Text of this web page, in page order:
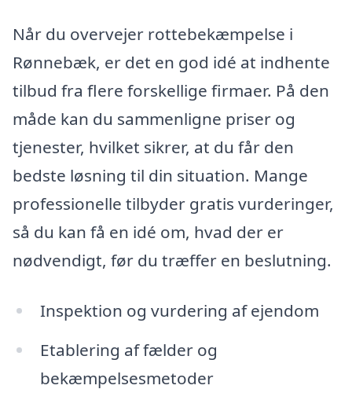
Når du overvejer rottebekæmpelse i
Rønnebæk, er det en god idé at indhente
tilbud fra flere forskellige firmaer. På den
måde kan du sammenligne priser og
tjenester, hvilket sikrer, at du får den
bedste løsning til din situation. Mange
professionelle tilbyder gratis vurderinger,
så du kan få en idé om, hvad der er
nødvendigt, før du træffer en beslutning.
Inspektion og vurdering af ejendom
Etablering af fælder og
bekæmpelsesmetoder